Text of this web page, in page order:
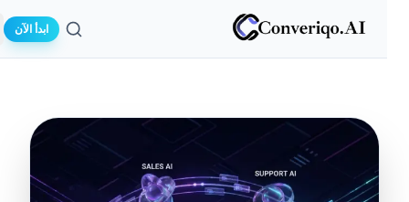
ابدأ الآن